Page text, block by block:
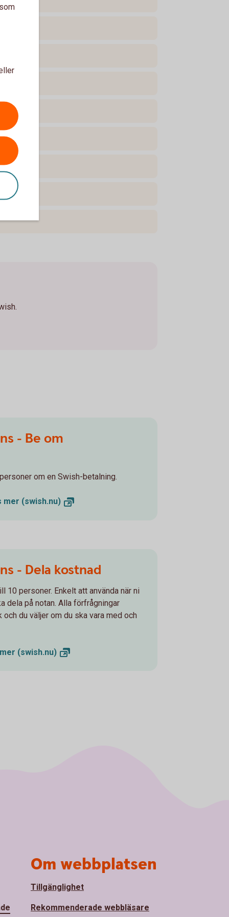
- Be om
om en Swish-betalning.
mer (swish.nu)
- Dela kostnad
10 personer. Enkelt att använda när ni
dela på notan. Alla förfrågningar
du väljer om du ska vara med och
(swish.nu)
Om webbplatsen
Tillgänglighet
Rekommenderade webbläsare